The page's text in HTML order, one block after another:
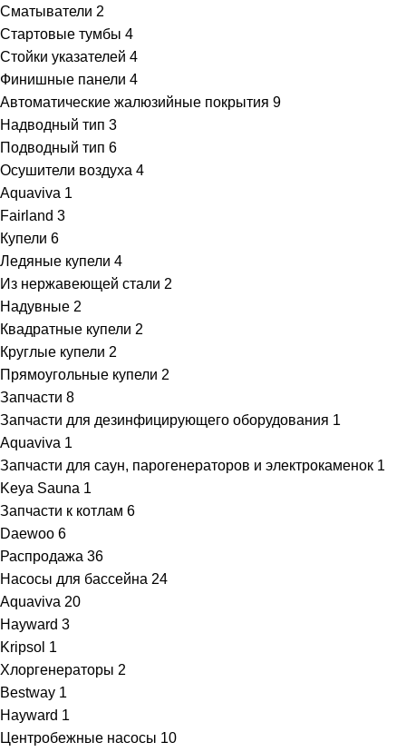
Сматыватели 2
Стартовые тумбы 4
Стойки указателей 4
Финишные панели 4
Автоматические жалюзийные покрытия 9
Надводный тип 3
Подводный тип 6
Осушители воздуха 4
Aquaviva 1
Fairland 3
Купели 6
Ледяные купели 4
Из нержавеющей стали 2
Надувные 2
Квадратные купели 2
Круглые купели 2
Прямоугольные купели 2
Запчасти 8
Запчасти для дезинфицирующего оборудования 1
Aquaviva 1
Запчасти для саун, парогенераторов и электрокаменок 1
Keya Sauna 1
Запчасти к котлам 6
Daewoo 6
Распродажа 36
Насосы для бассейна 24
Aquaviva 20
Hayward 3
Kripsol 1
Хлоргенераторы 2
Bestway 1
Hayward 1
Центробежные насосы 10